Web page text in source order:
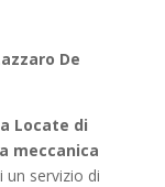
De
Locate di
meccanica
un servizio di